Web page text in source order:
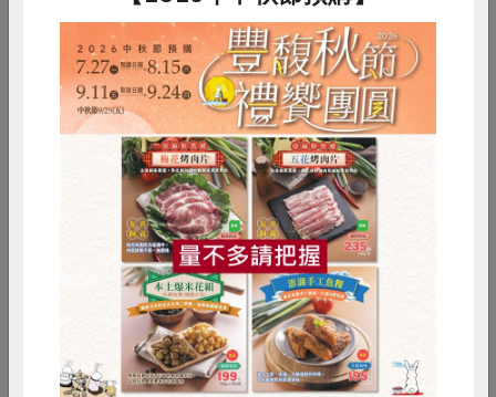
▲舍內和運動場都有棲架和水線
產品規格(*為合作社指定原料)
RPET 食譜 減硝酸鹽
雞蛋 食安 共同購買